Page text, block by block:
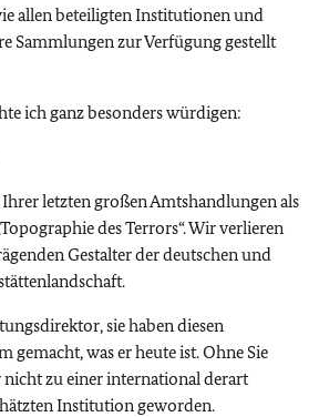
allen beteiligten Institutionen und
Sammlungen zur Verfügung gestellt
ich ganz besonders würdigen:
letzten großen Amtshandlungen als
des Terrors“. Wir verlieren
Gestalter der deutschen und
sie haben diesen
gemacht, was er heute ist. Ohne Sie
nicht zu einer international derart
Institution geworden.